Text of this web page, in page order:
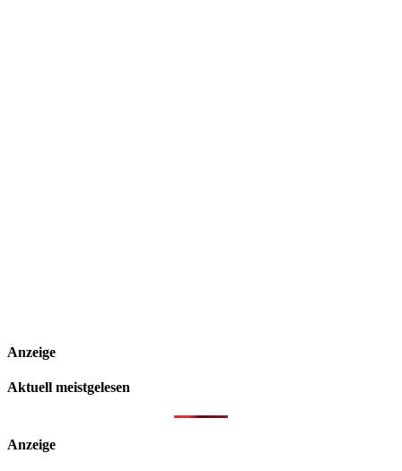
Anzeige
Aktuell meistgelesen
Anzeige